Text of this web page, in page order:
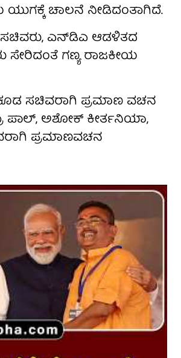
ಚಾಲನೆ ನೀಡಿದಂತಾಗಿದೆ.
ಸಚಿವರು, ಎನ್‌ಡಿಎ ಆಡಳಿತದ
ಗಣ್ಯ ರಾಜಕೀಯ
ಸಚಿವರಾಗಿ ಪ್ರಮಾಣ ವಚನ
ಪಾಲ್, ಅಶೋಕ್ ಕೀರ್ತನಿಯಾ,
ಪ್ರಮಾಣವಚನ